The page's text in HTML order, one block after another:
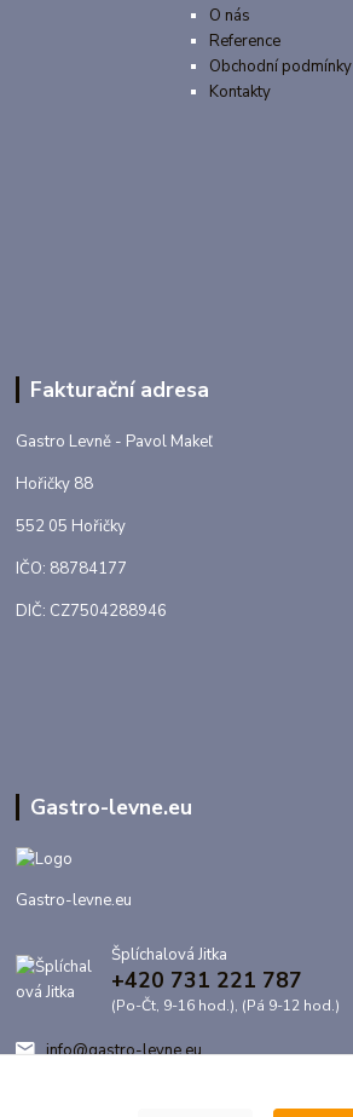
O nás
Reference
Obchodní podmínky
Kontakty
Fakturační adresa
Gastro Levně - Pavol Makeľ
Hořičky 88
552 05 Hořičky
IČO: 88784177
DIČ: CZ7504288946
Gastro-levne.eu
Gastro-levne.eu
Šplíchalová Jitka
+420 731 221 787
(Po-Čt, 9-16 hod.), (Pá 9-12 hod.)
info@gastro-levne.eu